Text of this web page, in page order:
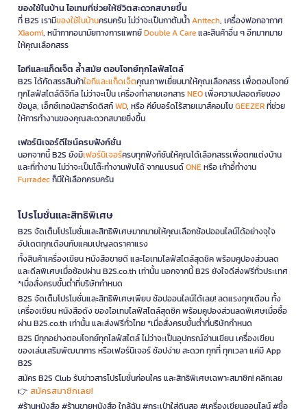
ของใช้ในบ้าน ไอเทมที่ช่วยให้ชีวิตสะดวกสบายขึ้น
ที่ B2S เรามีของใช้ในบ้านครบครัน ไม่ว่าจะเป็นกาต้มน้ำAnitech, เครื่องฟอกอากาศ
Xiaomi, หน้ากากอนามัยทางการแพทย์Double A Careและสินค้าอื่น ๆ อีกมากมาย
ให้คุณเลือกสรร
ไอทีและแก็ดเจ็ต ล้ำสมัย ตอบโจทย์ทุกไลฟ์สไตล์
B2S ได้คัดสรรสินค้าไอทีและแก็ดเจ็ตคุณภาพเยี่ยมมาให้คุณเลือกสรร เพื่อตอบโจทย์
ทุกไลฟ์สไตล์ดิจิทัล ไม่ว่าจะเป็น เครื่องทำลายเอกสารNEOเพื่อความปลอดภัยของ
ข้อมูล, เอ็กซ์เทอนัลฮาร์ดดิสก์WD, หรือ คีย์บอร์ดไร้สายเมาส์คอมโบGEEZERที่ช่วย
ให้การทำงานของคุณสะดวกสบายยิ่งขึ้น
เฟอร์นิเจอร์ดีไซน์ครบฟังก์ชั่น
นอกจากนี้ B2S ยังมีเฟอร์นิเจอร์ครบทุกฟังก์ชันให้คุณได้เลือกสรรเพื่อตกแต่งบ้าน
และที่ทำงาน ไม่ว่าจะเป็นโต๊ะทำงานพับได้ จากแบรนด์ONEหรือ เก้าอี้ทำงาน
Furradecก็มีให้เลือกครบครัน
โปรโมชั่นและสิทธิพิเศษ
B2S จัดเต็มโปรโมชั่นและสิทธิพิเศษมากมายให้คุณเลือกช้อปออนไลน์ได้อย่างจุใจ
อัปเดตทุกเดือนกับแคมเปญลดราคาแรง
ทั้งสินค้าเครื่องเขียน หนังสือขายดี และไอเทมไลฟ์สไตล์สุดชิค พร้อมคูปองส่วนลด
และดีลพิเศษเมื่อช้อปผ่าน B2S.co.th เท่านั้น นอกจากนี้ B2S ยังใจดีส่งฟรีทั่วประเทศ
*เมื่อสั่งครบขั้นต่ำที่บริษัทกำหนด
B2S จัดเต็มโปรโมชั่นและสิทธิพิเศษเพียบ ช้อปออนไลน์ได้เลย! ลดแรงทุกเดือน ทั้ง
เครื่องเขียน หนังสือดัง ของไอเทมไลฟ์สไตล์สุดชิค พร้อมคูปองส่วนลดพิเศษเมื่อซื้อ
ผ่าน B2S.co.th เท่านั้น และส่งฟรีทั่วไทย *เมื่อสั่งครบขั้นต่ำที่บริษัทกำหนด
B2S มีทุกอย่างตอบโจทย์ทุกไลฟ์สไตล์ ไม่ว่าจะเป็นอุปกรณ์อ่านเขียน เครื่องเขียน
ของเล่นเสริมพัฒนาการ หรือเฟอร์นิเจอร์ ช้อปง่าย สะดวก ทุกที่ ทุกเวลา แค่มี App
B2S
สมัคร B2S Club รับข่าวสารโปรโมชั่นก่อนใคร และสิทธิพิเศษเฉพาะสมาชิก! คลิกเลย
👉 สมัครสมาชิกเลย!
#ร้านหนังสือ #ร้านขายหนังสือ ใกล้ฉัน #กระเป๋าใส่ดินสอ #เครื่องเขียนออนไลน์ #ซื้อ